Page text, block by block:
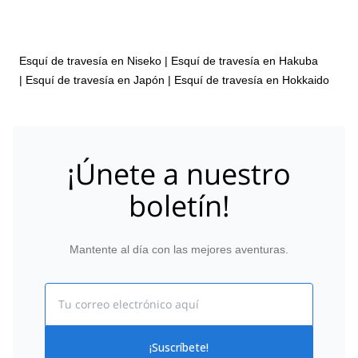
2027,21 mar 2027,24 mar 2027,28 mar 2027,31
mar 2027
Esquí de travesía en Niseko | Esquí de travesía en Hakuba
| Esquí de travesía en Japón | Esquí de travesía en Hokkaido
¡Únete a nuestro
boletín!
Mantente al día con las mejores aventuras.
¡Suscríbete!